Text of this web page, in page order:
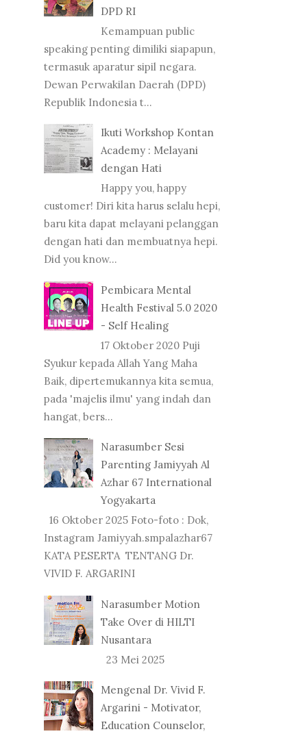
DPD RI
Kemampuan public
speaking penting dimiliki siapapun,
termasuk aparatur sipil negara.
Dewan Perwakilan Daerah (DPD)
Republik Indonesia t...
Ikuti Workshop Kontan
Academy : Melayani
dengan Hati
Happy you, happy
customer! Diri kita harus selalu hepi,
baru kita dapat melayani pelanggan
dengan hati dan membuatnya hepi.
Did you know...
Pembicara Mental
Health Festival 5.0 2020
- Self Healing
17 Oktober 2020 Puji
Syukur kepada Allah Yang Maha
Baik, dipertemukannya kita semua,
pada 'majelis ilmu' yang indah dan
hangat, bers...
Narasumber Sesi
Parenting Jamiyyah Al
Azhar 67 International
Yogyakarta
16 Oktober 2025 Foto-foto : Dok,
Instagram Jamiyyah.smpalazhar67
KATA PESERTA TENTANG Dr.
VIVID F. ARGARINI
Narasumber Motion
Take Over di HILTI
Nusantara
23 Mei 2025
Mengenal Dr. Vivid F.
Argarini - Motivator,
Education Counselor,